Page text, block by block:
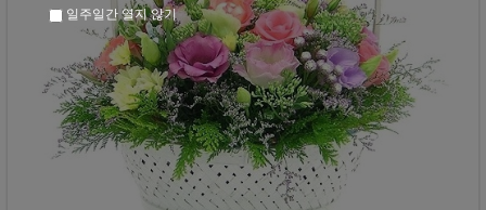
일주일간 열지 않기